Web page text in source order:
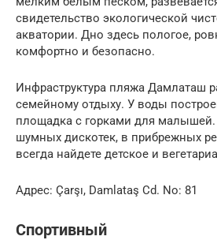
свидетельство экологической
акватории. Дно здесь пологое,
комфортно и безопасно.
Инфраструктура пляжа Дамлаташ
семейному отдыху. У воды
площадка с горками для малышей.
шумных дискотек, в прибрежных
всегда найдете детское и
Адрес: Çarşı, Damlataş Cd. No: 81
Спортивный